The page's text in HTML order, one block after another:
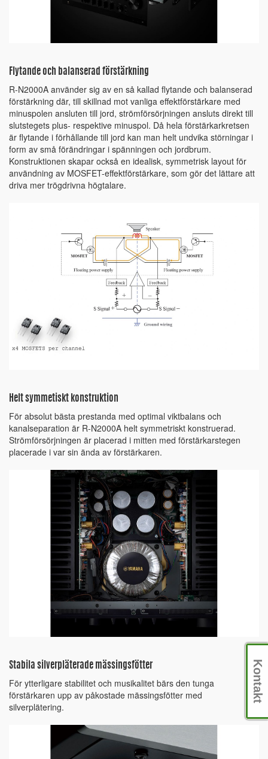
Flytande och balanserad förstärkning
R-N2000A använder sig av en så kallad flytande och balanserad
förstärkning där, till skillnad mot vanliga effektförstärkare med
minuspolen ansluten till jord, strömförsörjningen ansluts direkt till
slutstegets plus- respektive minuspol. Då hela förstärkarkretsen
är flytande i förhållande till jord kan man helt undvika störningar i
form av små förändringar i spänningen och jordbrum.
Konstruktionen skapar också en idealisk, symmetrisk layout för
användning av MOSFET-effektförstärkare, som gör det lättare att
driva mer trögdrivna högtalare.
Helt symmetiskt konstruktion
För absolut bästa prestanda med optimal viktbalans och
kanalseparation är R-N2000A helt symmetriskt konstruerad.
Strömförsörjningen är placerad i mitten med förstärkarstegen
placerade i var sin ända av förstärkaren.
Stabila silverpläterade mässingsfötter
För ytterligare stabilitet och musikalitet bärs den tunga
förstärkaren upp av påkostade mässingsfötter med
silverplätering.
Kontakt